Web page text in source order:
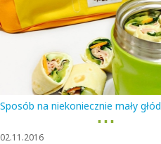
Sposób na niekoniecznie mały głód
▪ ▪ ▪
02.11.2016